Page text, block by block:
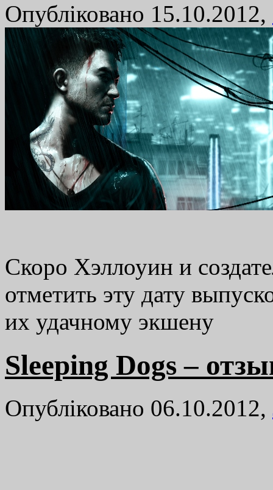
Опубліковано 15.10.2012,
Скоро Хэллоуин и
отметить эту дату
их удачному экшену
Sleeping Dogs –
Опубліковано 06.10.2012,